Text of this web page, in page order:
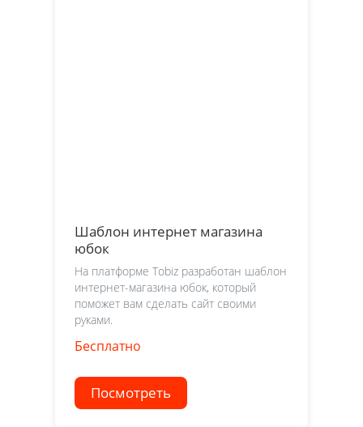
Шаблон интернет магазина
юбок
На платформе Tobiz разработан шаблон
интернет-магазина юбок, который
поможет вам сделать сайт своими
руками.
Бесплатно
Посмотреть